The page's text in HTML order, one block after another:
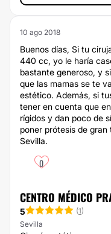
10 ago 2018
Buenos días, Si tu
440 cc, yo le haría
bastante generoso, y
que las mamas se te
estético. Además, si
tener en cuenta que
rígidos y dan poco de
poner prótesis de
Sevilla.
0
CENTRO MÉDICO
5 (1)
Sevilla